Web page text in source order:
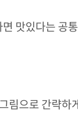
맛있다는 공
림으로 간략하